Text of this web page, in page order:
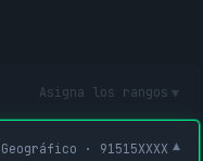
Asigna los rangos ▾
Geográfico · 91515XXXX ▾